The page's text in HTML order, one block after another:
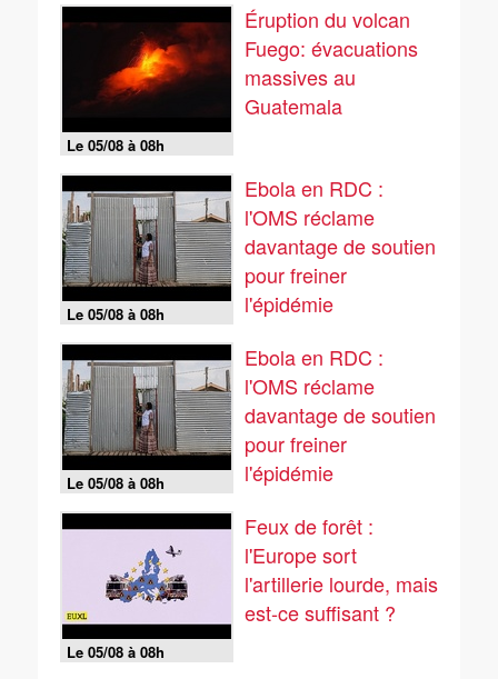
Le 05/08 à 08h
Éruption du volcan
Fuego: évacuations
massives au
Guatemala
Le 05/08 à 08h
Ebola en RDC :
l'OMS réclame
davantage de soutien
pour freiner
l'épidémie
Le 05/08 à 08h
Ebola en RDC :
l'OMS réclame
davantage de soutien
pour freiner
l'épidémie
Le 05/08 à 08h
Feux de forêt :
l'Europe sort
l'artillerie lourde, mais
est-ce suffisant ?